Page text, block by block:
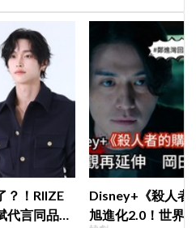
？！RIIZE
代言同品
Disney+《殺人者
旭進化2.0！世界